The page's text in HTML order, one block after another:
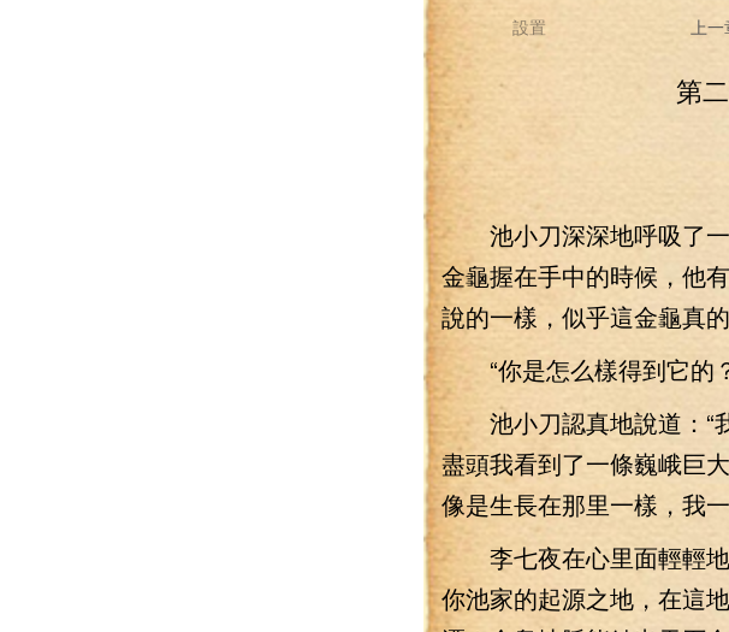
設置 上一
第
池小刀深深地呼吸了一
金龜握在手中的時候，他
說的一樣，似乎這金龜真
“你是怎么樣得到它的？
池小刀認真地說道：“我
盡頭我看到了一條巍峨巨
像是生長在那里一樣，我
李七夜在心里面輕輕地
你池家的起源之地，在這